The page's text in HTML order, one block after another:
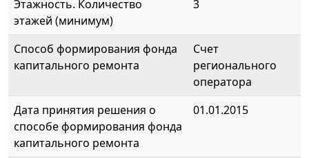
Этажность. Количество
этажей (минимум)
3
Способ формирования фонда
капитального ремонта
Счет
регионального
оператора
Дата принятия решения о
способе формирования фонда
капитального ремонта
01.01.2015